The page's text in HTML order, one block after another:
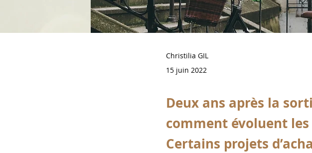
Christilia GIL
15 juin 2022
Deux ans après la
comment évoluent
Certains projets